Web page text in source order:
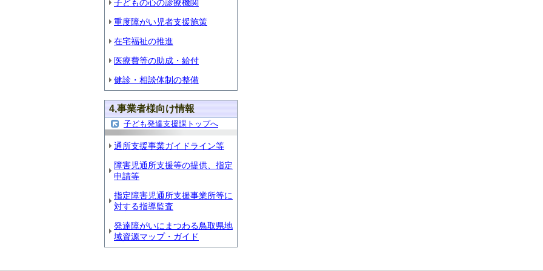
子どもの心の診療機関
重度障がい児者支援施策
在宅福祉の推進
医療費等の助成・給付
健診・相談体制の整備
4,事業者様向け情報
子ども発達支援課トップへ
通所支援事業ガイドライン等
障害児通所支援等の提供、指定
申請等
指定障害児通所支援事業所等に
対する指導監査
発達障がいにまつわる鳥取県地
域資源マップ・ガイド